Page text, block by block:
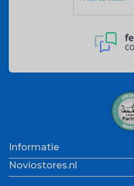
Informatie
Noviostores.nl